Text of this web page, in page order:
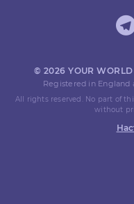
© 2026 YOUR
Registered in England
All rights reserved. No part of
without